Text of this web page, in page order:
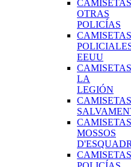
CAMISETAS
OTRAS
POLICÍAS
CAMISETAS
EEUU
CAMISETAS
LA
LEGIÓN
CAMISETAS
CAMISETAS
MOSSOS
CAMISETAS